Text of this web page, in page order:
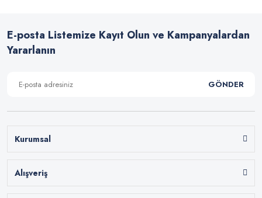
E-posta Listemize Kayıt Olun ve Kampanyalardan
Yararlanın
GÖNDER
Kurumsal
Alışveriş